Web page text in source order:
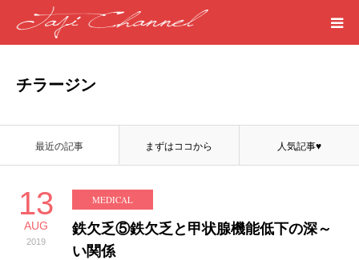
チラージン
最近の記事 まずはココから 人気記事♥
13
AUG
2019
MEDICAL
鉄欠乏⑤鉄欠乏と甲状腺機能低下の深～
い関係
SEASIDE